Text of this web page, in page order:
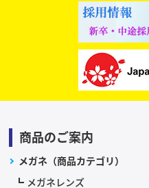
商品のご案内
メガネ（商品カテゴリ）
メガネレンズ